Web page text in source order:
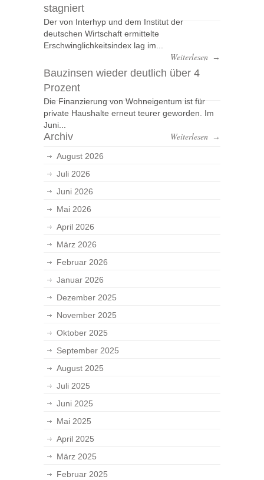
stagniert
Der von Interhyp und dem Institut der
deutschen Wirtschaft ermittelte
Erschwinglichkeitsindex lag im...
Weiterlesen →
Bauzinsen wieder deutlich über 4
Prozent
Die Finanzierung von Wohneigentum ist für
private Haushalte erneut teurer geworden. Im
Juni...
Weiterlesen →
Archiv
August 2026
Juli 2026
Juni 2026
Mai 2026
April 2026
März 2026
Februar 2026
Januar 2026
Dezember 2025
November 2025
Oktober 2025
September 2025
August 2025
Juli 2025
Juni 2025
Mai 2025
April 2025
März 2025
Februar 2025